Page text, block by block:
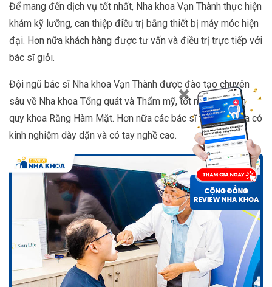
Để mang đến dịch vụ tốt nhất, Nha khoa Vạn Thành thực hiện
khám kỹ lưỡng, can thiệp điều trị bằng thiết bị máy móc hiện
đại. Hơn nữa khách hàng được tư vấn và điều trị trực tiếp với
bác sĩ giỏi.
Đội ngũ bác sĩ Nha khoa Vạn Thành được đào tạo chuyên
sâu về Nha khoa Tổng quát và Thẩm mỹ, tốt nghiệp chính
quy khoa Răng Hàm Mặt. Hơn nữa các bác sĩ tại nha khoa có
kinh nghiệm dày dặn và có tay nghề cao.